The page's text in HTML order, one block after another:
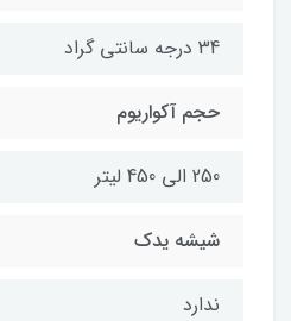
34 درجه سانتی گراد
حجم آکواریوم
250 الی 450 لیتر
شیشه یدک
ندارد